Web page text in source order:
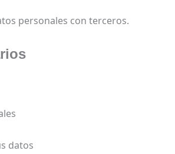
personales con terceros.
datos